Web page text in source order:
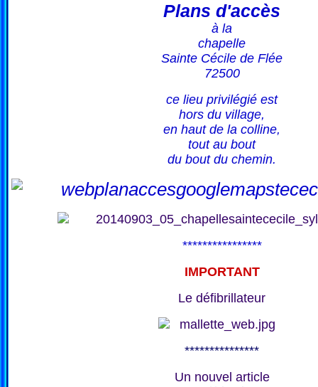
Plans d'accès
à la
chapelle
Sainte Cécile de Flée
72500
ce lieu privilégié est
hors du village,
en haut de la colline,
tout au bout
du bout du chemin.
****************
IMPORTANT
Le défibrillateur
***************
Un nouvel article